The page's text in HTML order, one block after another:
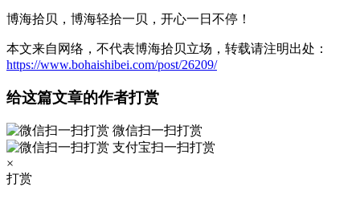
博海拾贝，博海轻拾一贝，开心一日不停！
本文来自网络，不代表博海拾贝立场，转载请注明出处：
https://www.bohaishibei.com/post/26209/
给这篇文章的作者打赏
微信扫一扫打赏
支付宝扫一扫打赏
×
打赏